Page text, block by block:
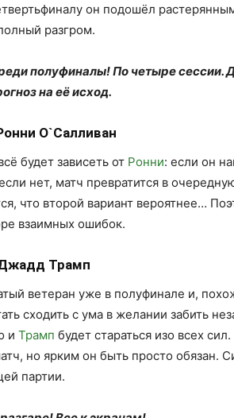
он подошёл
разгром.
полуфиналы! По четыре сессии.
на её исход.
О`Салливан
будет зависеть от Ронни: если он
нет, матч превратится в
что второй вариант вероятнее…
взаимных ошибок.
Трамп
ветеран уже в полуфинале и,
сходить с ума в желании забить
и Трамп будет стараться изо всех
но ярким он быть просто обязан.
партии.